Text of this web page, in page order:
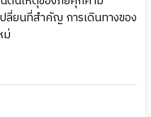
ลี่ยนที่สําคัญ การเดินทางของ
ม่